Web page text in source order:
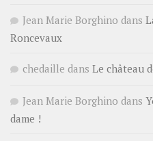
Jean Marie Borghino dans
Roncevaux
chedaille dans Le château
Jean Marie Borghino dans
dame !